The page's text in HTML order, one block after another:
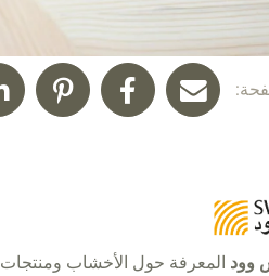
وود المعرفة حول الأخشاب ومنتجات